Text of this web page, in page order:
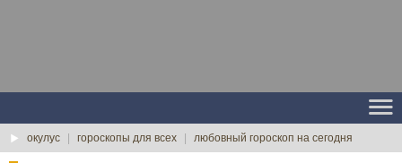
окулус гороскопы для всех любовный гороскоп на сегодня